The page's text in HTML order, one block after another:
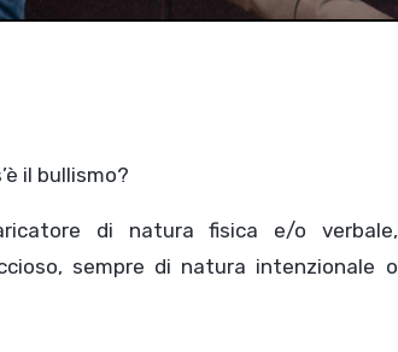
il bullismo?
di natura fisica e/o verbale,
sempre di natura intenzionale o